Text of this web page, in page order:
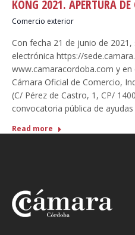
KONG 2021. APERTURA
Comercio exterior
Con fecha 21 de junio de 2021,
electrónica https://
www.camaracordoba.com y
Cámara Oficial de Comercio,
(C/ Pérez de Castro, 1, CP/
convocatoria pública de
Read more